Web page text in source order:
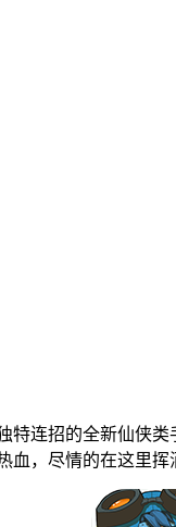
特连招的全新仙侠
，尽情的在这里挥